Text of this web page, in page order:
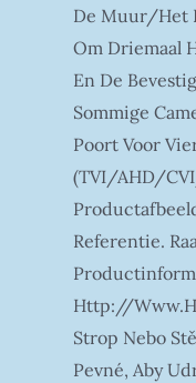
De Muur/het
Om Driemaal
En De
Sommige
Poort Voor
(TVI/AHD/
Referentie.
Http://
Strop Nebo
Pevné, Aby